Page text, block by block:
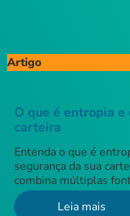
Artigo
O que é entropia e
carteira
Entenda o que é
segurança da sua
combina múltiplas
Leia mais